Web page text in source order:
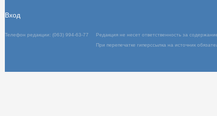
Телефон редакции: (063) 994-63-77
При